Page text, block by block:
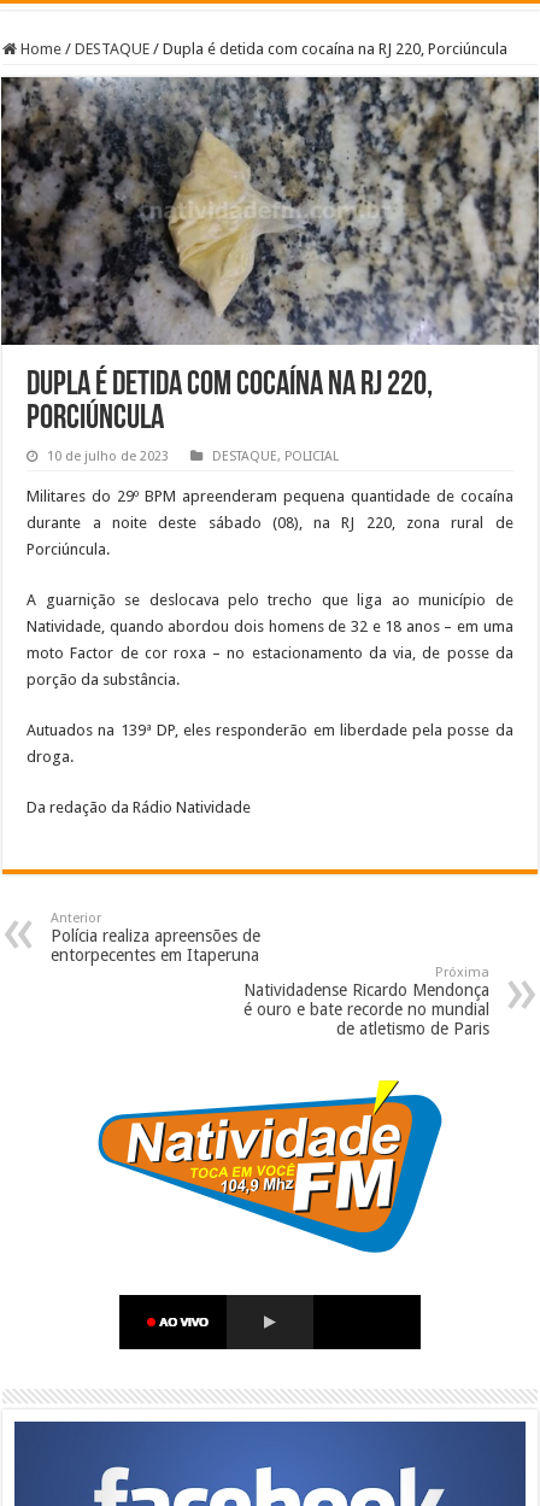
Home / DESTAQUE / Dupla é detida com cocaína na RJ 220, Porciúncula
Dupla é detida com cocaína na RJ 220,
Porciúncula
10 de julho de 2023 DESTAQUE, POLICIAL
Militares do 29º BPM apreenderam pequena quantidade de cocaína
durante a noite deste sábado (08), na RJ 220, zona rural de
Porciúncula.
A guarnição se deslocava pelo trecho que liga ao município de
Natividade, quando abordou dois homens de 32 e 18 anos – em uma
moto Factor de cor roxa – no estacionamento da via, de posse da
porção da substância.
Autuados na 139ª DP, eles responderão em liberdade pela posse da
droga.
Da redação da Rádio Natividade
Anterior
Polícia realiza apreensões de
entorpecentes em Itaperuna
Próxima
Natividadense Ricardo Mendonça
é ouro e bate recorde no mundial
de atletismo de Paris